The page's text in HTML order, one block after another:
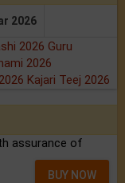
2026
2026 Guru
2026
Kajari Teej 2026
assurance of
BUY NOW